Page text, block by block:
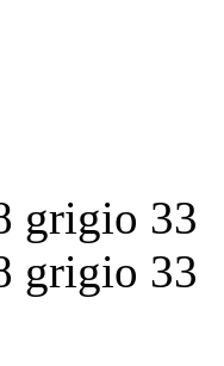
grigio 33
grigio 33